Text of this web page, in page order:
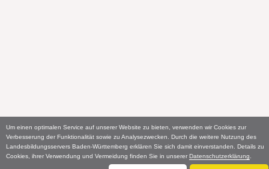
Um einen optimalen Service auf unserer Website zu bieten, verwenden wir Cookies zur
Verbesserung der Funktionalität sowie zu Analysezwecken. Durch die weitere Nutzung des
Landesbildungsservers Baden-Württemberg erklären Sie sich damit einverstanden. Details zu
Cookies, ihrer Verwendung und Vermeidung finden Sie in unserer Datenschutzerklärung